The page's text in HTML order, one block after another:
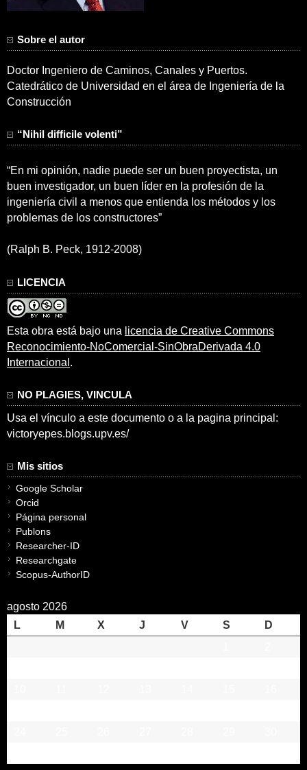
Sobre el autor
Doctor Ingeniero de Caminos, Canales y Puertos.
Catedrático de Universidad en el área de Ingeniería de la
Construcción
“Nihil difficile volenti”
“En mi opinión, nadie puede ser un buen proyectista, un
buen investigador, un buen líder en la profesión de la
ingeniería civil a menos que entienda los métodos y los
problemas de los constructores”
(Ralph B. Peck, 1912-2008)
LICENCIA
Esta obra está bajo una licencia de Creative Commons
Reconocimiento-NoComercial-SinObraDerivada 4.0
Internacional .
NO PLAGIES, VINCULA
Usa el vínculo a este documento o a la pagina principal:
victoryepes.blogs.upv.es/
Mis sitios
Google Scholar
Orcid
Página personal
Publons
Researcher-ID
Researchgate
Scopus-AuthorID
agosto 2026
L
M X J V S
D